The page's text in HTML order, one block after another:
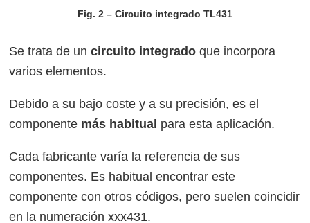
Fig. 2 – Circuito integrado TL431
Se trata de uncircuito integrado que incorpora
varios elementos.
Debido a su bajo coste y a su precisión, es el
componente más habitual para esta aplicación.
Cada fabricante varía la referencia de sus
componentes. Es habitual encontrar este
componente con otros códigos, pero suelen coincidir
en la numeración xxx431.